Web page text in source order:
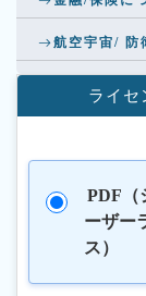
航空宇宙/ 防
ライセ
PDF（
ーザー
ス）